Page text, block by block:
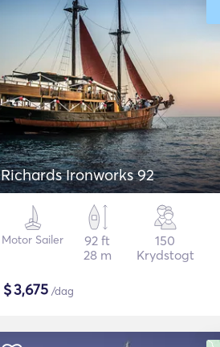
Richards Ironworks 92
Motor Sailer
92 ft
28 m
150
Krydstogt
$3,675 /dag